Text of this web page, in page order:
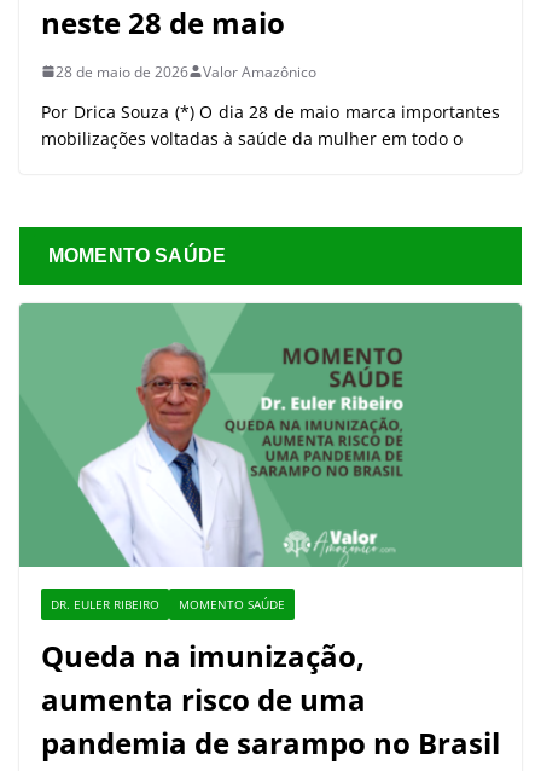
neste 28 de maio
28 de maio de 2026 Valor Amazônico
Por Drica Souza (*) O dia 28 de maio marca importantes
mobilizações voltadas à saúde da mulher em todo o
MOMENTO SAÚDE
DR. EULER RIBEIRO MOMENTO SAÚDE
Queda na imunização,
aumenta risco de uma
pandemia de sarampo no Brasil